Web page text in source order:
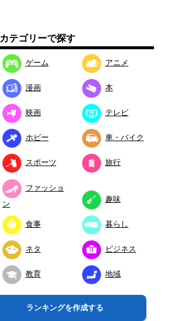
カテゴリーで探す
ゲーム アニメ
漫画 本
映画 テレビ
ホビー 車・バイク
スポーツ 旅行
ファッショ
ン
趣味
食事 暮らし
ネタ ビジネス
教育 地域
ランキングを作成する